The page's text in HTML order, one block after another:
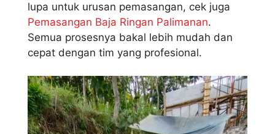
lupa untuk urusan pemasangan, cek juga
Pemasangan Baja Ringan Palimanan.
Semua prosesnya bakal lebih mudah dan
cepat dengan tim yang profesional.